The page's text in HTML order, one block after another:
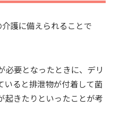
護に備えられることで
必要となったときに、デリ
いると排泄物が付着して菌
起きたりといったことが考